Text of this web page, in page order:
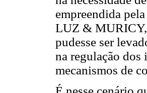
empreendida
LUZ & MURICY,
pudesse ser
na regulação
mecanismos de